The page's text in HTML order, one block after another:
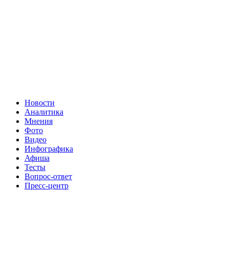
Новости
Аналитика
Мнения
Фото
Видео
Инфографика
Афиша
Тесты
Вопрос-ответ
Пресс-центр